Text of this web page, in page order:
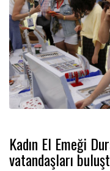
Kadın El Emeği
vatandaşları